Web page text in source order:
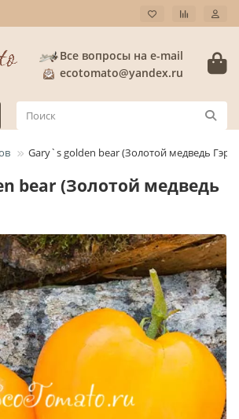
Все вопросы на e-mail
ecotomato@yandex.ru
Gary`s golden bear (Золотой медведь Гэри)
bear (Золотой медведь